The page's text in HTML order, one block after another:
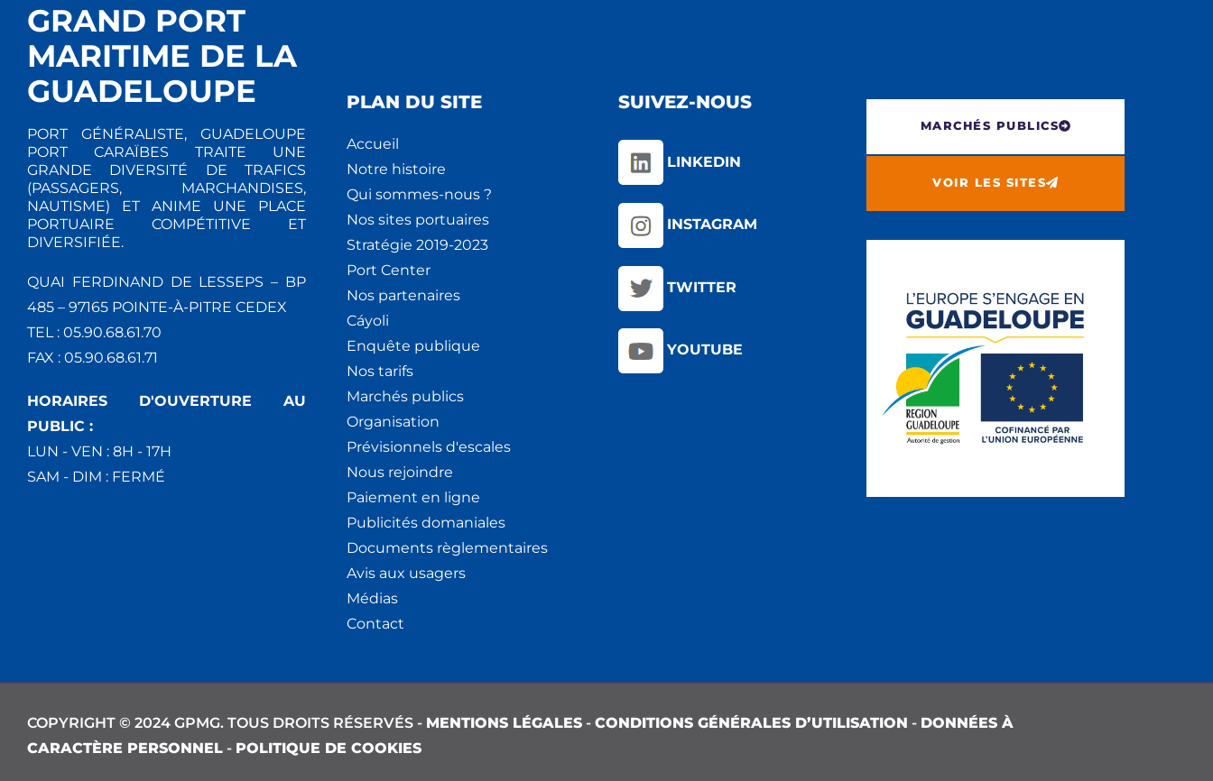
GRAND PORT
MARITIME DE LA
GUADELOUPE
PORT GÉNÉRALISTE, GUADELOUPE
PORT CARAÏBES TRAITE UNE
GRANDE DIVERSITÉ DE TRAFICS
(PASSAGERS, MARCHANDISES,
NAUTISME) ET ANIME UNE PLACE
PORTUAIRE COMPÉTITIVE ET
DIVERSIFIÉE.
QUAI FERDINAND DE LESSEPS – BP
485 – 97165 POINTE-À-PITRE CEDEX
TEL : 05.90.68.61.70
FAX : 05.90.68.61.71
HORAIRES D'OUVERTURE AU
PUBLIC :
LUN - VEN : 8H - 17H
SAM - DIM : FERMÉ
PLAN DU SITE
Accueil
Notre histoire
Qui sommes-nous ?
Nos sites portuaires
Stratégie 2019-2023
Port Center
Nos partenaires
Cáyoli
Enquête publique
Nos tarifs
Marchés publics
Organisation
Prévisionnels d'escales
Nous rejoindre
Paiement en ligne
Publicités domaniales
Documents règlementaires
Avis aux usagers
Médias
Contact
SUIVEZ-NOUS
LINKEDIN
INSTAGRAM
TWITTER
YOUTUBE
MARCHÉS PUBLICS
VOIR LES SITES
COPYRIGHT © 2024 GPMG. TOUS DROITS RÉSERVÉS - MENTIONS LÉGALES - CONDITIONS GÉNÉRALES D’UTILISATION - DONNÉES À
CARACTÈRE PERSONNEL - POLITIQUE DE COOKIES